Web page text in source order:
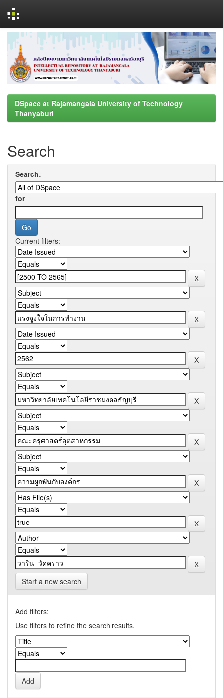
navigation
DSpace at Rajamangala University of Technology
Thanyaburi
Search
Search:
for
Current filters:
Start a new search
Add filters:
Use filters to refine the search results.